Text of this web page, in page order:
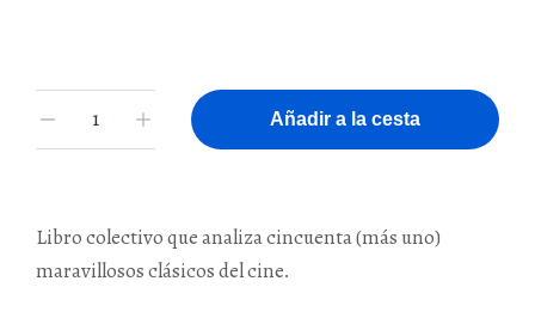
Añadir a la cesta
Libro colectivo que analiza cincuenta (más uno)
maravillosos clásicos del cine.